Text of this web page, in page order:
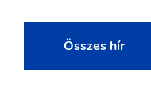
Összes hír